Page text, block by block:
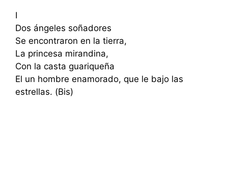
I
Dos ángeles soñadores
Se encontraron en la tierra,
La princesa mirandina,
Con la casta guariqueña
El un hombre enamorado, que le bajo las
estrellas. (Bis)